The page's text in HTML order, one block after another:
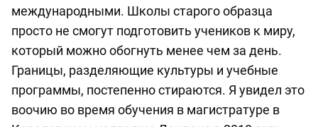
международными. Школы старого образца
просто не смогут подготовить учеников к миру,
который можно обогнуть менее чем за день.
Границы, разделяющие культуры и учебные
программы, постепенно стираются. Я увидел это
воочию во время обучения в магистратуре в